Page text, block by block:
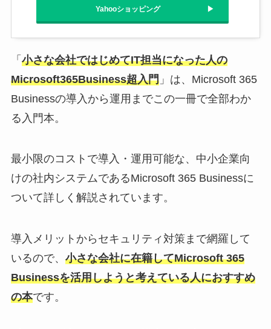
Yahooショッピング
「 小さな会社ではじめてIT担当になった人の
Microsoft365Business超入門」は、Microsoft 365
Businessの導入から運用までこの一冊で全部わか
る入門本。
最小限のコストで導入・運用可能な、中小企業向
けの社内システムであるMicrosoft 365 Businessに
ついて詳しく解説されています。
導入メリットからセキュリティ対策まで網羅して
いるので、 小さな会社に在籍してMicrosoft 365
Businessを活用しようと考えている人におすすめ
の本です。